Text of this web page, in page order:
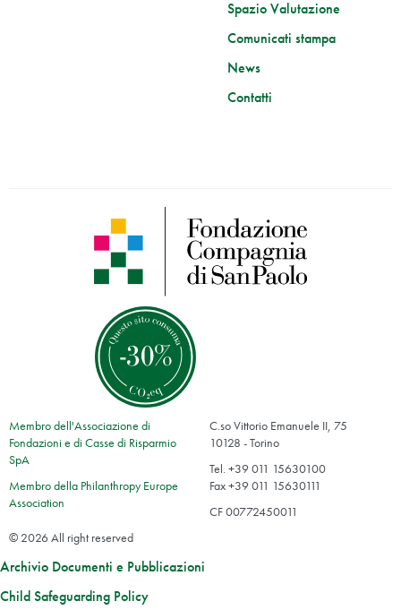
Spazio Valutazione
Comunicati stampa
News
Contatti
Membro dell'Associazione di
Fondazioni e di Casse di Risparmio
SpA
Membro della Philanthropy Europe
Association
C.so Vittorio Emanuele II, 75
10128 - Torino
Tel. +39 011 15630100
Fax +39 011 15630111
CF 00772450011
© 2026 All right reserved
Archivio Documenti e Pubblicazioni
Child Safeguarding Policy